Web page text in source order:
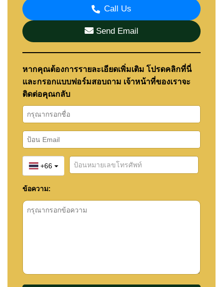
Call Us
Send Email
หากคุณต้องการรายละเอียดเพิ่มเติม โปรดคลิกที่นี่
และกรอกแบบฟอร์มสอบถาม เจ้าหน้าที่ของเราจะ
ติดต่อคุณกลับ
+66
ข้อความ: